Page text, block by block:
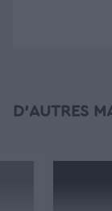
D'AUTRES